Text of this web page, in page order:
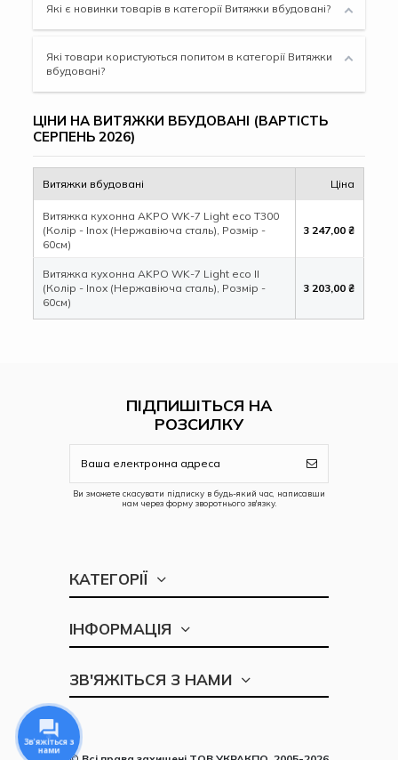
Які є новинки товарів в категорії Витяжки вбудовані?
Які товари користуються попитом в категорії Витяжки
вбудовані?
ЦІНИ НА ВИТЯЖКИ ВБУДОВАНІ (ВАРТІСТЬ
СЕРПЕНЬ 2026)
Витяжки вбудовані Ціна
Витяжка кухонна AKPO WK-7 Light eco T300
(Колір - Inox (Нержавіюча сталь), Розмір -
60см)
3 247,00 ₴
Витяжка кухонна AKPO WK-7 Light eco ІІ
(Колір - Inox (Нержавіюча сталь), Розмір -
60см)
3 203,00 ₴
ПІДПИШІТЬСЯ НА
РОЗСИЛКУ
Ви зможете скасувати підписку в будь-який час, написавши
нам через форму зворотнього зв'язку.
КАТЕГОРІЇ
ІНФОРМАЦІЯ
ЗВ'ЯЖІТЬСЯ З НАМИ
Зв'яжіться з
нами